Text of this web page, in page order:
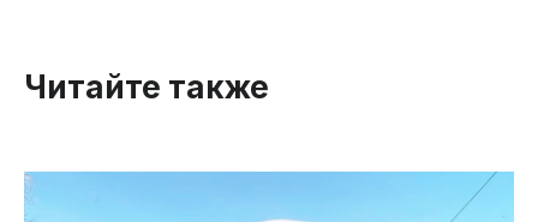
Читайте также